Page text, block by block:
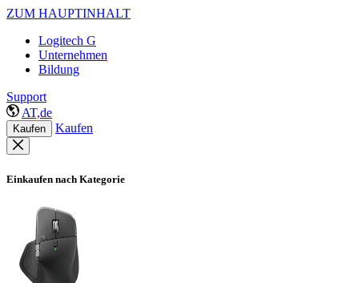
ZUM HAUPTINHALT
Logitech G
Unternehmen
Bildung
Support
AT,de
Kaufen Kaufen
Einkaufen nach Kategorie